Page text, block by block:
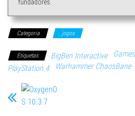
fundadores.
Categoria jogos
Etiquetas BigBen Interactive
PlayStation 4
Warhammer ChaosBane